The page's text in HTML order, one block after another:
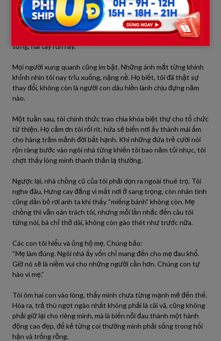
ra còn giúp được những người thật sự cần chứ không phải
những kẻ chỉ biết dựa dẫm và khinh thường.”
Câu nói ấy khiến bà chết lặng. Không một lời phản bác, chỉ đứng
sững, hai tay run rẩy.
Mọi người xung quanh cũng im bặt. Những ánh mắt từng khinh
khỉnh nhìn tôi nay trĩu xuống, nặng nề. Họ biết, tôi đã thật sự
thay đổi, không còn là người con dâu hiền lành chịu đựng năm
nào.
Một tuần sau, tôi chính thức trao chìa khóa biệt thự cho tổ chức
từ thiện. Họ cảm ơn tôi rối rít, hứa sẽ biến nơi ấy thành mái ấm
cho hàng trăm mảnh đời bất hạnh. Khi những đứa trẻ cười nói
rộn ràng bước vào ngôi nhà từng khiến tôi bao năm tủi nhục, tôi
chợt thấy lòng mình thanh thản lạ thường.
Ngược lại, nhà chồng cũ của tôi phải dọn ra ngoài thuê trọ. Tôi
nghe đâu, Hưng cay đắng vì mất nơi ở sang trọng, còn nhân tình
cũng dần bỏ rơi anh ta khi thấy “miếng bánh” không còn. Mẹ
chồng thì vẫn oán trách tôi, nhưng mỗi lần nhắc đến câu tôi
từng nói, bà chỉ thở dài, không còn gào thét như trước nữa.
Các con tôi hiểu và ủng hộ mẹ. Chúng bảo:
“Mẹ làm đúng. Ngôi nhà ấy vốn chỉ mang đến cho mẹ đau khổ.
Giờ nó sẽ là niềm vui cho những người cần hơn. Chúng con tự
hào vì mẹ.”
Tôi ôm hai con vào lòng, thấy mình chưa từng mạnh mẽ đến thế.
Hóa ra, trả thù ngọt ngào nhất không phải là cãi vã, cũng không
phải giữ lại cho riêng mình, mà là biến nỗi đau thành một hành
động cao đẹp, để kẻ từng coi thường mình phải sống trong hối
hận và trống rỗng.